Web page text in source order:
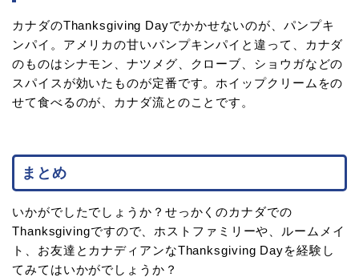
カナダのThanksgiving Dayでかかせないのが、パンプキ
ンパイ。アメリカの甘いパンプキンパイと違って、カナダ
のものはシナモン、ナツメグ、クローブ、ショウガなどの
スパイスが効いたものが定番です。ホイップクリームをの
せて食べるのが、カナダ流とのことです。
まとめ
いかがでしたでしょうか？せっかくのカナダでの
Thanksgivingですので、ホストファミリーや、ルームメイ
ト、お友達とカナディアンなThanksgiving Dayを経験し
てみてはいかがでしょうか？